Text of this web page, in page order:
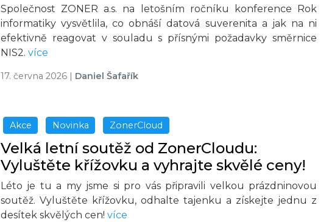
Společnost ZONER a.s. na letošním ročníku konference Rok
informatiky vysvětlila, co obnáší datová suverenita a jak na ni
efektivně reagovat v souladu s přísnými požadavky směrnice
NIS2. více
17. června 2026 | Daniel Šafařík
Akce Novinka ZonerCloud
Velká letní soutěž od ZonerCloudu:
Vyluštěte křížovku a vyhrajte skvělé ceny!
Léto je tu a my jsme si pro vás připravili velkou prázdninovou
soutěž. Vyluštěte křížovku, odhalte tajenku a získejte jednu z
desítek skvělých cen! více